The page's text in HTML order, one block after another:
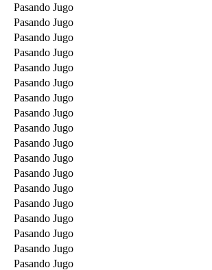
Pasando Jugo
Pasando Jugo
Pasando Jugo
Pasando Jugo
Pasando Jugo
Pasando Jugo
Pasando Jugo
Pasando Jugo
Pasando Jugo
Pasando Jugo
Pasando Jugo
Pasando Jugo
Pasando Jugo
Pasando Jugo
Pasando Jugo
Pasando Jugo
Pasando Jugo
Pasando Jugo